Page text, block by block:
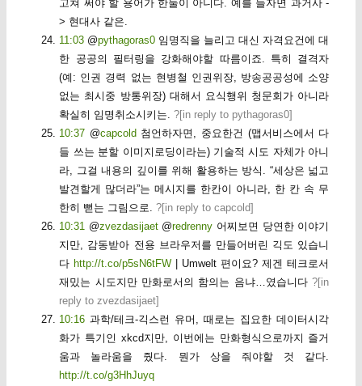
고쳐 써야 할 용어가 한둘이 아니다. 예를 들자면 과거사 -
> 현대사 같은.
11:03 @pythagoras0 임명직을 늘리고 대신 자격요건에 대
한 공공의 필터링을 강화해야할 따름이죠. 특히 결격자
(예: 인권 경력 없는 현병철 인권위장, 방송공공성에 소양
없는 최시중 방통위장) 대해서 요식행위 청문회가 아니라
확실히 임명취소시키는. ?[in reply to pythagoras0]
10:37 @capcold 첨언하자면, 중요한건 (맵서비스에서 다
들 쓰는 분할 이미지로딩이라는) 기술적 시도 자체가 아니
라, 그걸 내용의 깊이를 위해 활용하는 방식. “세상은 넓고
발견할게 많더라”는 메시지를 한칸이 아니라, 한 칸 속 무
한히 뻗는 그림으로. ?[in reply to capcold]
10:31 @zvezdasijaet@redrenny 어찌보면 당연한 이야기
지만, 감동받아 전용 브라우저를 만들어버린 긱도 있습니
다 http://t.co/p5sN6tFW | Umwelt 편이요? 제겐 테크로서
재밌는 시도지만 만화로서의 함의는 음냐…였습니다?[in
reply to zvezdasijaet]
10:16 과학/테크-긱스런 유머, 때로는 집요한 데이터시각
화가 특기인 xkcd지만, 이번에는 만화형식으로까지 즐거
움과 놀라움을 줬다. 뭔가 상을 줘야할 것 같다.
http://t.co/g3HhJuyq